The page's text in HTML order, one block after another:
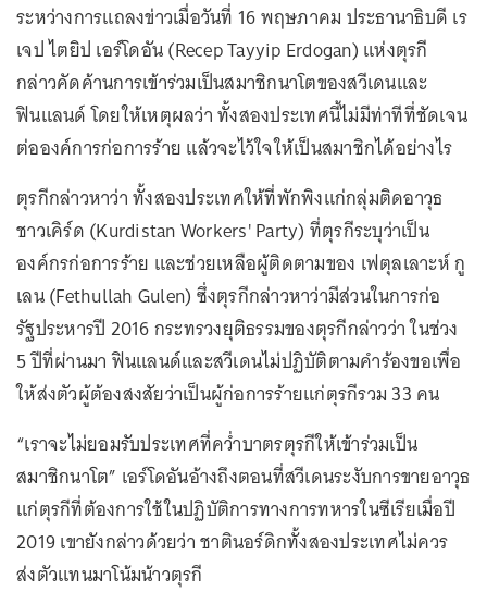
ระหว่างการแถลงข่าวเมื่อวันที่ 16 พฤษภาคม ประธานาธิบดี เร
เจป ไตยิป เอร์โดอัน (Recep Tayyip Erdogan) แห่งตุรกี
กล่าวคัดค้านการเข้าร่วมเป็นสมาชิกนาโตของสวีเดนและ
ฟินแลนด์ โดยให้เหตุผลว่า ทั้งสองประเทศนี้ไม่มีท่าทีที่ชัดเจน
ต่อองค์การก่อการร้าย แล้วจะไว้ใจให้เป็นสมาชิกได้อย่างไร
ตุรกีกล่าวหาว่า ทั้งสองประเทศให้ที่พักพิงแก่กลุ่มติดอาวุธ
ชาวเคิร์ด (Kurdistan Workers' Party) ที่ตุรกีระบุว่าเป็น
องค์กรก่อการร้าย และช่วยเหลือผู้ติดตามของ เฟตุลเลาะห์ กู
เลน (Fethullah Gulen) ซึ่งตุรกีกล่าวหาว่ามีส่วนในการก่อ
รัฐประหารปี 2016 กระทรวงยุติธรรมของตุรกีกล่าวว่า ในช่วง
5 ปีที่ผ่านมา ฟินแลนด์และสวีเดนไม่ปฏิบัติตามคำร้องขอเพื่อ
ให้ส่งตัวผู้ต้องสงสัยว่าเป็นผู้ก่อการร้ายแก่ตุรกีรวม 33 คน
“เราจะไม่ยอมรับประเทศที่คว่ำบาตรตุรกีให้เข้าร่วมเป็น
สมาชิกนาโต” เอร์โดอันอ้างถึงตอนที่สวีเดนระงับการขายอาวุธ
แก่ตุรกีที่ต้องการใช้ในปฏิบัติการทางการทหารในซีเรียเมื่อปี
2019 เขายังกล่าวด้วยว่า ชาตินอร์ดิกทั้งสองประเทศไม่ควร
ส่งตัวแทนมาโน้มน้าวตุรกี